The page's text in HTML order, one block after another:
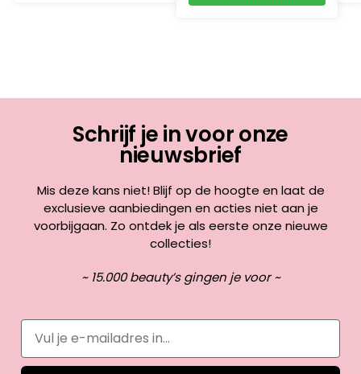
Schrijf je in voor onze
nieuwsbrief
Mis deze kans niet! Blijf op de hoogte en laat de
exclusieve aanbiedingen en acties niet aan je
voorbijgaan. Zo ontdek je als eerste onze nieuwe
collecties!
~ 15.000 beauty’s gingen je voor ~